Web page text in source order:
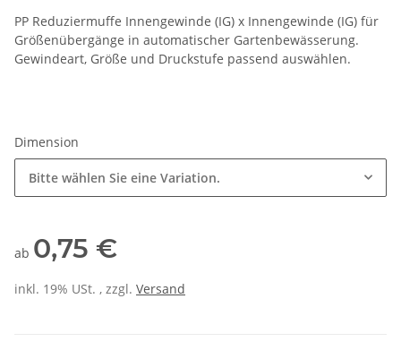
PP Reduziermuffe Innengewinde (IG) x Innengewinde (IG) für
Größenübergänge in automatischer Gartenbewässerung.
Gewindeart, Größe und Druckstufe passend auswählen.
Dimension
Bitte wählen Sie eine Variation.
ab 0,75 €
inkl. 19% USt. , zzgl. Versand